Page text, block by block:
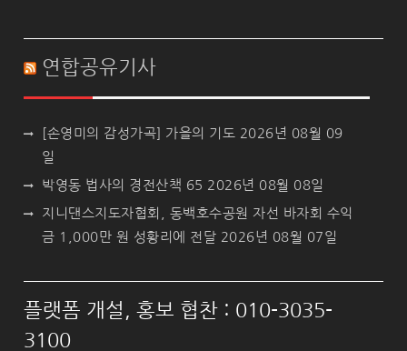
연합공유기사
[손영미의 감성가곡] 가을의 기도 2026년 08월 09
일
박영동 법사의 경전산책 65 2026년 08월 08일
지니댄스지도자협회, 동백호수공원 자선 바자회 수익
금 1,000만 원 성황리에 전달 2026년 08월 07일
플랫폼 개설, 홍보 협찬 : 010-3035-
3100